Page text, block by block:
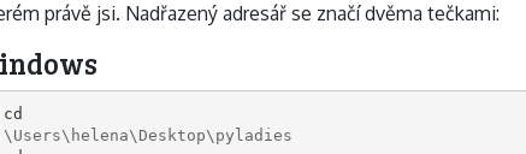
právě jsi. Nadřazený adresář se značí dvěma tečkami: